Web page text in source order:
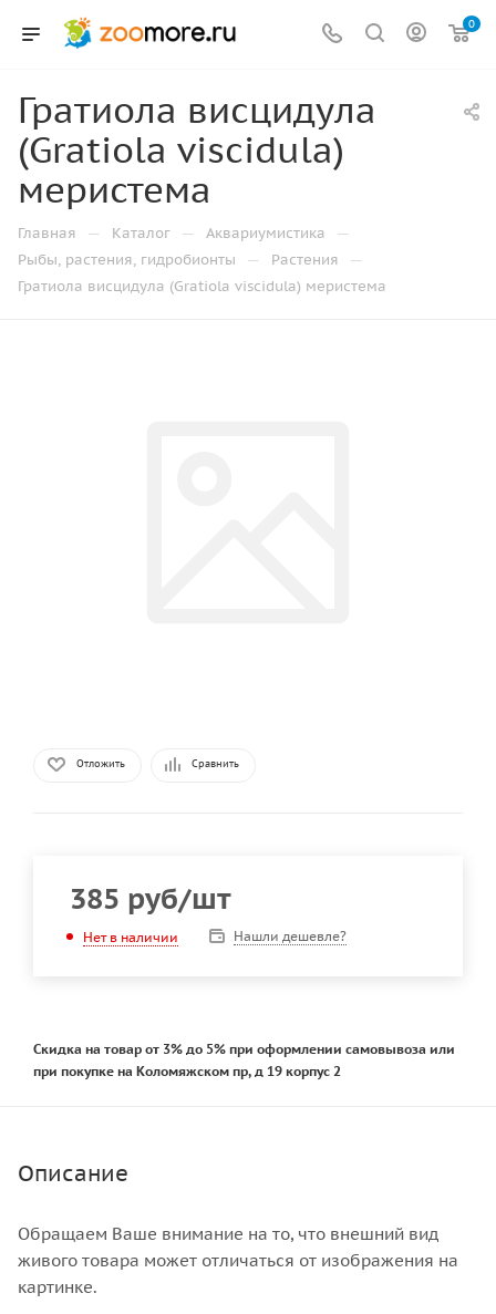
0
Гратиола висцидула
(Gratiola viscidula)
меристема
Главная — Каталог — Аквариумистика —
Рыбы, растения, гидробионты — Растения —
Гратиола висцидула (Gratiola viscidula) меристема
Отложить Сравнить
385 руб/шт
Нет в наличии Нашли дешевле?
Скидка на товар от 3% до 5% при оформлении самовывоза или
при покупке на Коломяжском пр, д 19 корпус 2
Описание
Обращаем Ваше внимание на то, что внешний вид
живого товара может отличаться от изображения на
картинке.